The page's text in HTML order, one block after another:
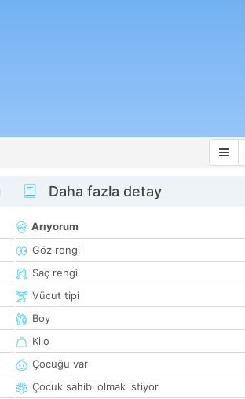
Daha fazla detay
Arıyorum
Göz rengi
Saç rengi
Vücut tipi
Boy
Kilo
Çocuğu var
Çocuk sahibi olmak istiyor